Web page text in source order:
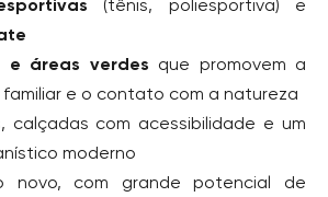
(tênis, poliesportiva) e
e áreas verdes que promovem a
familiar e o contato com a natureza
calçadas com acessibilidade e um
moderno
novo, com grande potencial de